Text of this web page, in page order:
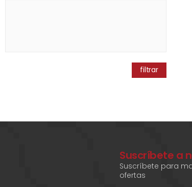
filtrar
Suscríbete a
Suscríbete para
ofertas